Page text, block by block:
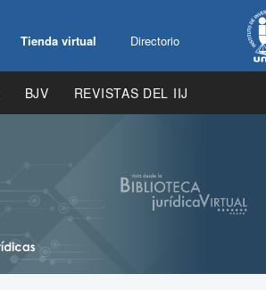
Tienda virtual Directorio
BJV REVISTAS DEL IIJ